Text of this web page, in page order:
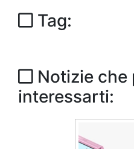
Tag:
Notizie che
interessarti: